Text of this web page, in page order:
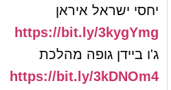
יחסי ישראל איראן
https://bit.ly/3kygYmg
ג'ו ביידן גופה מהלכת
https://bit.ly/3kDNOm4